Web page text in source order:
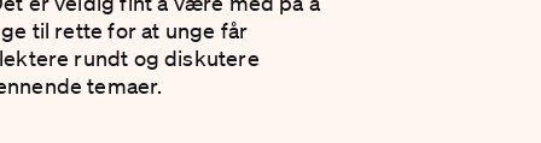
til rette for at unge får
rundt og diskutere
temaer.